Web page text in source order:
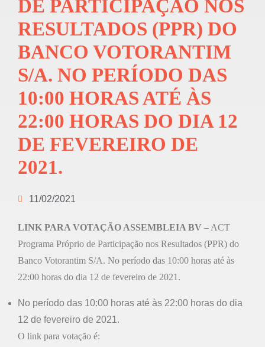
DE PARTICIPAÇÃO NOS
RESULTADOS (PPR) DO
BANCO VOTORANTIM
S/A. NO PERÍODO DAS
10:00 HORAS ATÉ ÀS
22:00 HORAS DO DIA 12
DE FEVEREIRO DE
2021.
11/02/2021
LINK PARA VOTAÇÃO ASSEMBLEIA BV – ACT
Programa Próprio de Participação nos Resultados (PPR) do
Banco Votorantim S/A. No período das 10:00 horas até às
22:00 horas do dia 12 de fevereiro de 2021.
No período das 10:00 horas até às 22:00 horas do dia
12 de fevereiro de 2021.
O link para votação é: